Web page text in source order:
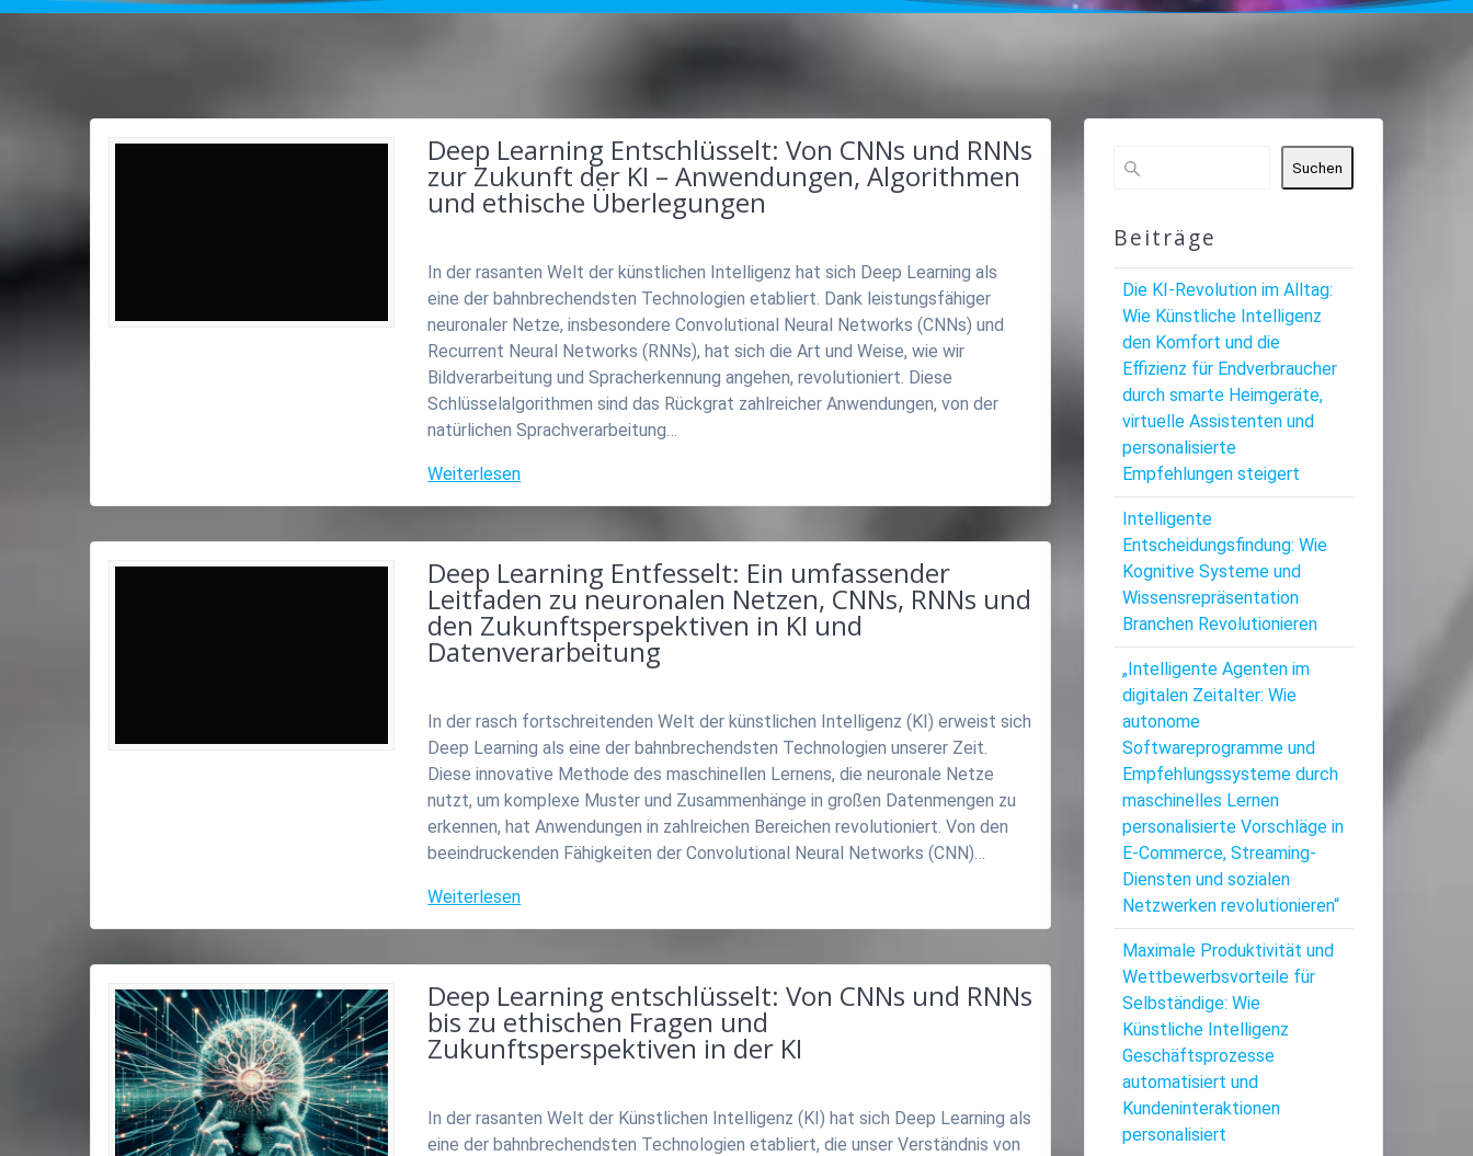
Deep Learning Entschlüsselt: Von CNNs und RNNs
zur Zukunft der KI – Anwendungen, Algorithmen
und ethische Überlegungen
In der rasanten Welt der künstlichen Intelligenz hat sich Deep Learning als
eine der bahnbrechendsten Technologien etabliert. Dank leistungsfähiger
neuronaler Netze, insbesondere Convolutional Neural Networks (CNNs) und
Recurrent Neural Networks (RNNs), hat sich die Art und Weise, wie wir
Bildverarbeitung und Spracherkennung angehen, revolutioniert. Diese
Schlüsselalgorithmen sind das Rückgrat zahlreicher Anwendungen, von der
natürlichen Sprachverarbeitung…
Weiterlesen
Deep Learning Entfesselt: Ein umfassender
Leitfaden zu neuronalen Netzen, CNNs, RNNs und
den Zukunftsperspektiven in KI und
Datenverarbeitung
In der rasch fortschreitenden Welt der künstlichen Intelligenz (KI) erweist sich
Deep Learning als eine der bahnbrechendsten Technologien unserer Zeit.
Diese innovative Methode des maschinellen Lernens, die neuronale Netze
nutzt, um komplexe Muster und Zusammenhänge in großen Datenmengen zu
erkennen, hat Anwendungen in zahlreichen Bereichen revolutioniert. Von den
beeindruckenden Fähigkeiten der Convolutional Neural Networks (CNN)…
Weiterlesen
Deep Learning entschlüsselt: Von CNNs und RNNs
bis zu ethischen Fragen und
Zukunftsperspektiven in der KI
In der rasanten Welt der Künstlichen Intelligenz (KI) hat sich Deep Learning als
eine der bahnbrechendsten Technologien etabliert, die unser Verständnis von
Suchen
Beiträge
Die KI-Revolution im Alltag:
Wie Künstliche Intelligenz
den Komfort und die
Effizienz für Endverbraucher
durch smarte Heimgeräte,
virtuelle Assistenten und
personalisierte
Empfehlungen steigert
Intelligente
Entscheidungsfindung: Wie
Kognitive Systeme und
Wissensrepräsentation
Branchen Revolutionieren
„Intelligente Agenten im
digitalen Zeitalter: Wie
autonome
Softwareprogramme und
Empfehlungssysteme durch
maschinelles Lernen
personalisierte Vorschläge in
E-Commerce, Streaming-
Diensten und sozialen
Netzwerken revolutionieren“
Maximale Produktivität und
Wettbewerbsvorteile für
Selbständige: Wie
Künstliche Intelligenz
Geschäftsprozesse
automatisiert und
Kundeninteraktionen
personalisiert